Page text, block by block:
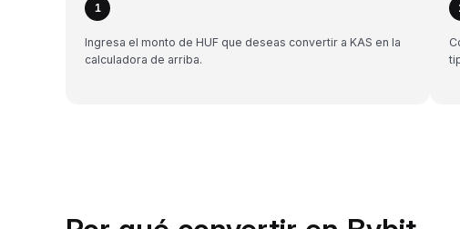
1
Ingresa el monto de HUF que deseas convertir a KAS en la
calculadora de arriba.